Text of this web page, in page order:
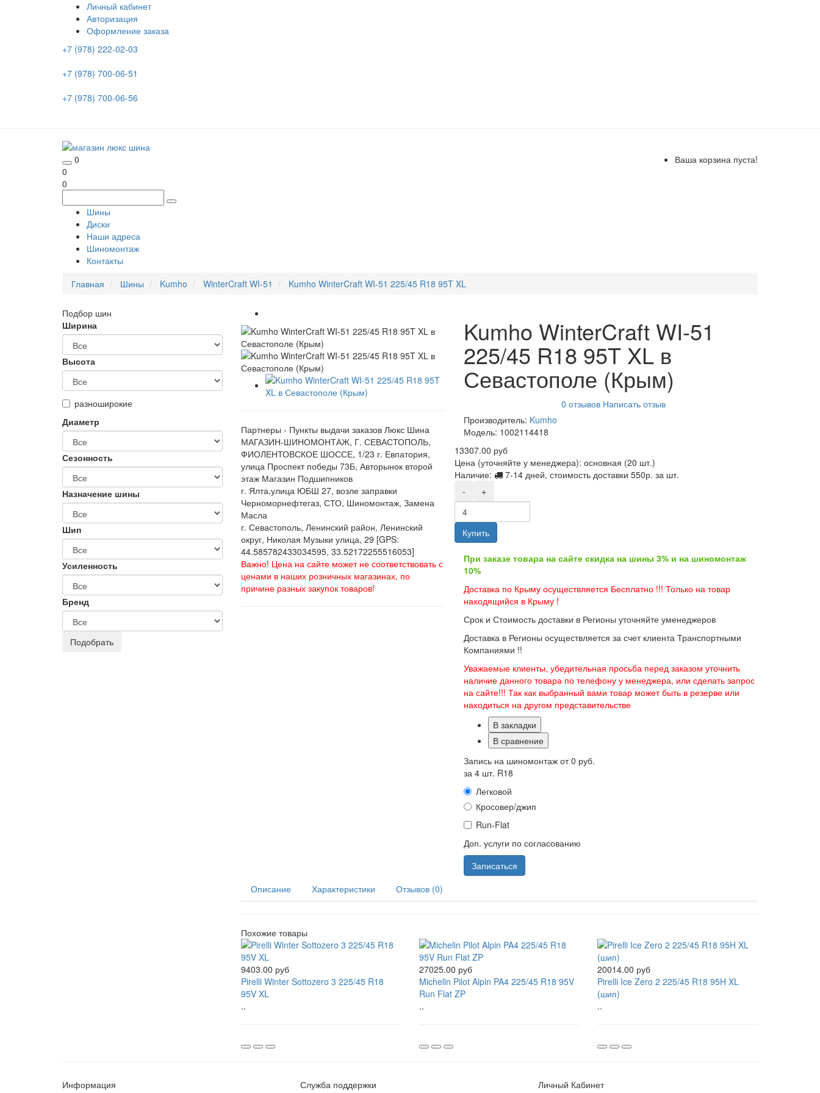
Личный кабинет
Авторизация
Оформление заказа
+7 (978) 222-02-03
+7 (978) 700-06-51
+7 (978) 700-06-56
0
Ваша корзина пуста!
0
0
Шины
Диски
Наши адреса
Шиномонтаж
Контакты
Главная
Шины Kumho WinterCraft WI-51 Kumho WinterCraft WI-51 225/45 R18 95T XL
Подбор шин
Ширина
Высота
разноширокие
Диаметр
Сезонность
Назначение шины
Шип
Усиленность
Бренд
Партнеры - Пункты выдачи заказов Люкс Шина
МАГАЗИН-ШИНОМОНТАЖ, Г. СЕВАСТОПОЛЬ,
ФИОЛЕНТОВСКОЕ ШОССЕ, 1/23 г. Евпатория,
улица Проспект победы 73Б, Авторынок второй
этаж Магазин Подшипников
г. Ялта,улица ЮБШ 27, возле заправки
Черноморнефтегаз, СТО, Шиномонтаж, Замена
Масла
г. Севастополь, Ленинский район, Ленинский
округ, Николая Музыки улица, 29 [GPS:
44.585782433034595, 33.52172255516053]
Важно! Цена на сайте может не соответствовать с
ценами в наших розничных магазинах, по
причине разных закупок товаров!
Kumho WinterCraft WI-51
225/45 R18 95T XL в
Севастополе (Крым)
0 отзывов Написать отзыв
Производитель: Kumho
Модель: 1002114418
13307.00 руб
Цена (уточняйте у менеджера): основная (20 шт.)
Наличие:
7-14 дней, стоимость доставки 550р. за шт.
-
+
Купить
При заказе товара на сайте скидка на шины 3% и на шиномонтаж
10%
Доставка по Крыму осуществляется Бесплатно !!! Только на товар
находящийся в Крыму !
Срок и Стоимость доставки в Регионы уточняйте уменеджеров
Доставка в Регионы осуществляется за счет клиента Транспортными
Компаниями !!
Уважаемые клиенты, убедительная просьба перед заказом уточнить
наличие данного товара по телефону у менеджера, или сделать запрос
на сайте!!! Так как выбранный вами товар может быть в резерве или
находиться на другом представительстве
В закладки
В сравнение
Запись на шиномонтаж от0 руб.
за 4 шт. R18
Легковой
Кросовер/джип
Run-Flat
Доп. услуги по согласованию
Записаться
Описание
Характеристики Отзывов (0)
Похожие товары
9403.00 руб
Pirelli Winter Sottozero 3 225/45 R18
95V XL
..
27025.00 руб
Michelin Pilot Alpin PA4 225/45 R18 95V
Run Flat ZP
..
20014.00 руб
Pirelli Ice Zero 2 225/45 R18 95H XL
(шип)
..
Информация Служба поддержки Личный Кабинет